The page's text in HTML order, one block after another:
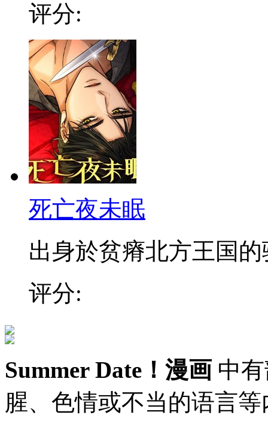
评分:
死亡夜未眠
出身於贫瘠北方王国的
评分:
Summer Date！漫画 中
腥、色情或不当的语言